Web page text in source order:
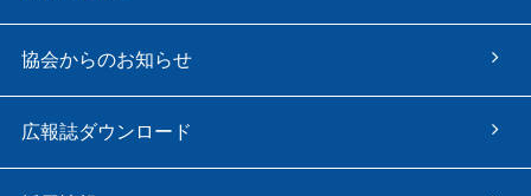
協会からのお知らせ
広報誌ダウンロード